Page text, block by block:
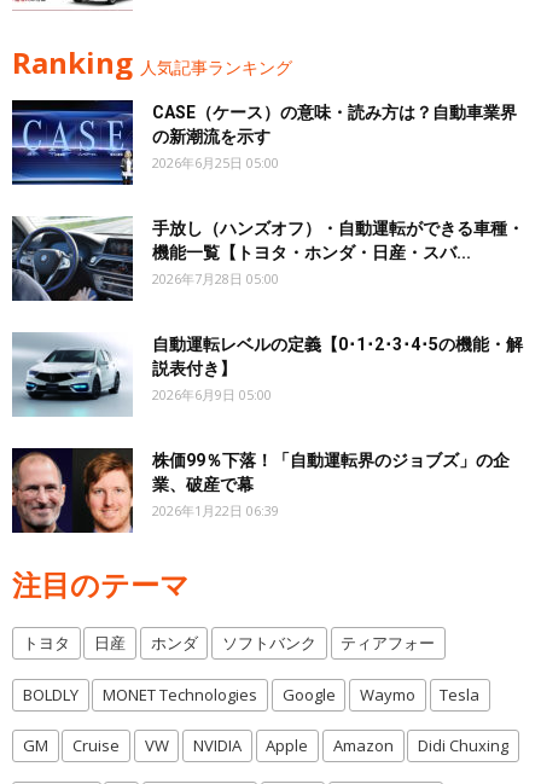
Ranking 人気記事ランキング
CASE（ケース）の意味・読み方は？自動車業界
の新潮流を示す
2026年6月25日 05:00
手放し（ハンズオフ）・自動運転ができる車種・
機能一覧【トヨタ・ホンダ・日産・スバ...
2026年7月28日 05:00
自動運転レベルの定義【0･1･2･3･4･5の機能・解
説表付き】
2026年6月9日 05:00
株価99％下落！「自動運転界のジョブズ」の企
業、破産で幕
2026年1月22日 06:39
注目のテーマ
トヨタ 日産 ホンダ ソフトバンク ティアフォー
BOLDLY MONET Technologies Google Waymo Tesla
GM Cruise VW NVIDIA Apple Amazon Didi Chuxing